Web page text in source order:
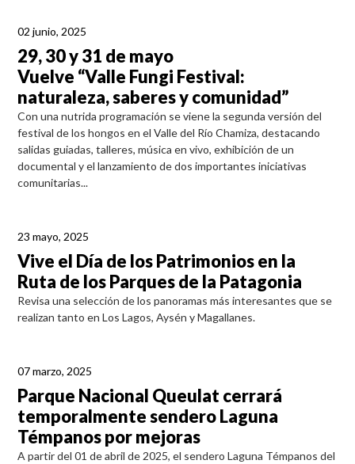
02 junio, 2025
29, 30 y 31 de mayo
Vuelve “Valle Fungi Festival:
naturaleza, saberes y comunidad”
Con una nutrida programación se viene la segunda versión del
festival de los hongos en el Valle del Río Chamiza, destacando
salidas guiadas, talleres, música en vivo, exhibición de un
documental y el lanzamiento de dos importantes iniciativas
comunitarias...
23 mayo, 2025
Vive el Día de los Patrimonios en la
Ruta de los Parques de la Patagonia
Revisa una selección de los panoramas más interesantes que se
realizan tanto en Los Lagos, Aysén y Magallanes.
07 marzo, 2025
Parque Nacional Queulat cerrará
temporalmente sendero Laguna
Témpanos por mejoras
A partir del 01 de abril de 2025, el sendero Laguna Témpanos del